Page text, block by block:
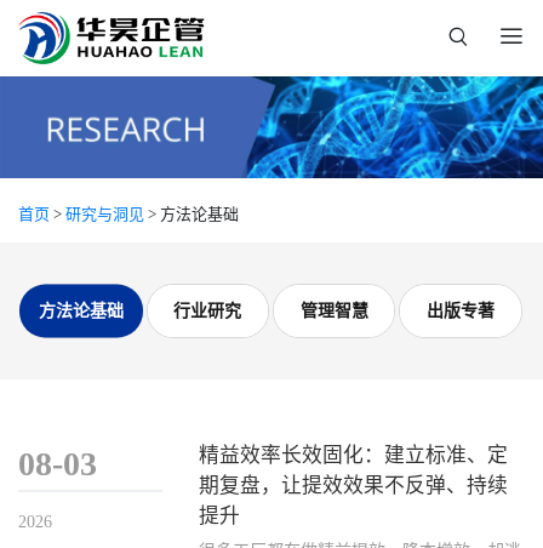
首页 > 研究与洞见 > 方法论基础
方法论基础 行业研究 管理智慧 出版专著
08-03
2026
精益效率长效固化：建立标准、定
期复盘，让提效效果不反弹、持续
提升